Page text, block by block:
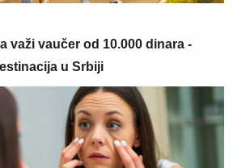
važi vaučer od 10.000 dinara -
u Srbiji